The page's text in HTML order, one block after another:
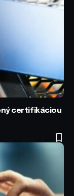
certifikáciou